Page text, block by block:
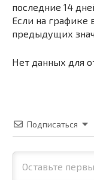
последние 14
Если на графике
предыдущих
Нет данных для
Подписаться